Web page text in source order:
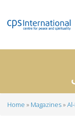
Home Magazines